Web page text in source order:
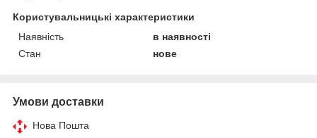
Користувальницькі характеристики
Наявність
в наявності
Стан
нове
Умови доставки
Нова Пошта